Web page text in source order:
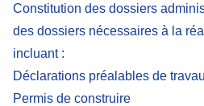
Constitution des dossiers
des dossiers nécessaires à la
incluant :
Déclarations préalables de
Permis de construire